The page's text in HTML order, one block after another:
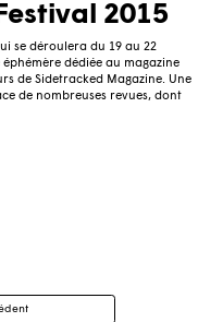
2015
se déroulera du 19 au 22
dédiée au magazine
de Sidetracked Magazine. Une
de nombreuses revues, dont